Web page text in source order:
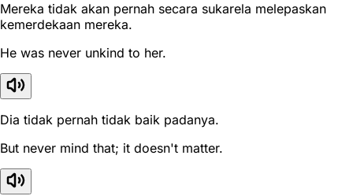
Mereka tidak akan pernah secara sukarela melepaskan
kemerdekaan mereka.
He was never unkind to her.
Dia tidak pernah tidak baik padanya.
But never mind that; it doesn't matter.